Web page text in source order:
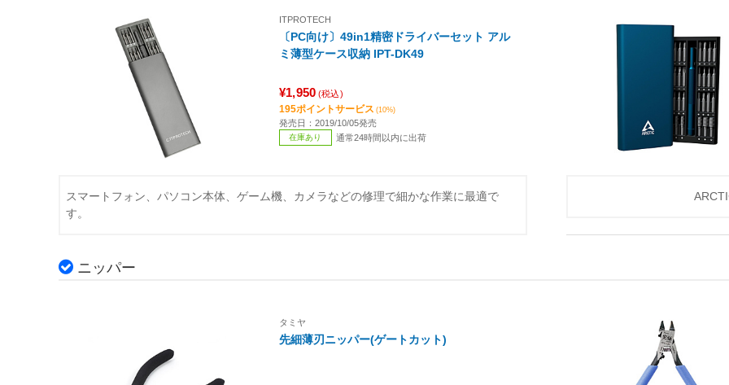
ITPROTECH
〔PC向け〕49in1精密ドライバーセット アル
ミ薄型ケース収納 IPT-DK49
¥1,950 (税込)
195ポイントサービス (10%)
発売日：2019/10/05発売
在庫あり 通常24時間以内に出荷
スマートフォン、パソコン本体、ゲーム機、カメラなどの修理で細かな作業に最適で
す。
ニッパー
タミヤ
先細薄刃ニッパー(ゲートカット)